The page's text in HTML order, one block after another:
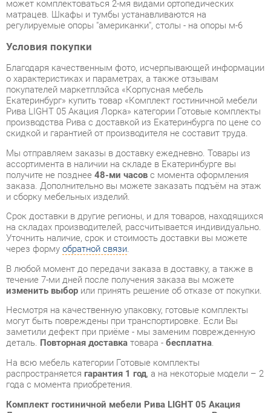
Благодаря качественным фото, исчерпывающей информации
о характеристиках и параметрах, а также отзывам
покупателей маркетплэйса «Корпусная мебель
Екатеринбург» купить товар «Комплект гостиничной мебели
Рива LIGHT 05 Акация Лорка» категории Готовые комплекты
производства Рива с доставкой из Екатеринбурга по цене со
скидкой и гарантией от производителя не составит труда.
Мы отправляем заказы в доставку ежедневно. Товары из
ассортимента в наличии на складе в Екатеринбурге вы
получите не позднее48-ми часов с момента оформления
заказа. Дополнительно вы можете заказать подъём на этаж
Срок доставки в другие регионы, и для товаров, находящихся
на складах производителей, рассчитывается индивидуально.
Уточнить наличие, срок и стоимость доставки вы можете
через формуобратной связи.
В любой момент до передачи заказа в доставку, а также в
течение 7-ми дней после получения заказа вы можете
изменить выборили принять решение об отказе от покупки.
Несмотря на качественную упаковку, готовые комплекты
могут быть повреждены при транспортировке. Если Вы
заметили дефект при приёме - мы заменим поврежденную
деталь.Повторная доставкатовара -бесплатна.
На всю мебель категории Готовые комплекты
распространяетсягарантия 1 год, а на некоторые модели – 2
года с момента приобретения.
Комплект гостиничной мебели Рива LIGHT 05 Акация
соответствующее современному государственному
стандарту.
будем рады, если вы оставите отзыв об опыте его